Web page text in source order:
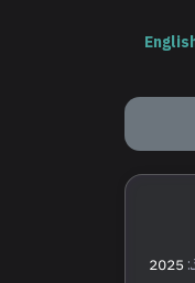
2025